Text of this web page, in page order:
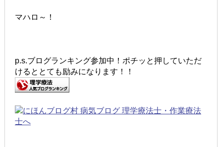
マハロ～！
p.s.ブログランキング参加中！ポチッと押していただ
けるととても励みになります！！